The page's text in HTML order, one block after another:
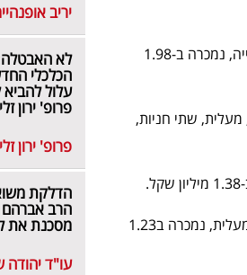
לוד: דירת 4 חדרים ברחוב באיילון, כ-92 מ"ר, מרפסת 6 מ"ר, קומה 1 מתוך 7, מעלית וחנייה, נמכרה ב-1.98
דירת 5 חדרים ברחוב יעקב דורי, כ-135 מ''ר, מרפסת 20 מ''ר, קומה 17 מתוך 20, מעלית, שתי חניות,
עפולה: דירת 4 חדרים, רחוב וולפסון, 108 מ''ר, מרפסת 10 מ''ר, קומה 4 מתוך 5, חניה, מעלית, נמכרה ב1.23
יריב
לא
עלול
פרופ' ירון
פרופ' ירון
הדלקת
הרב אברהם
מסכנת את
עו"ד